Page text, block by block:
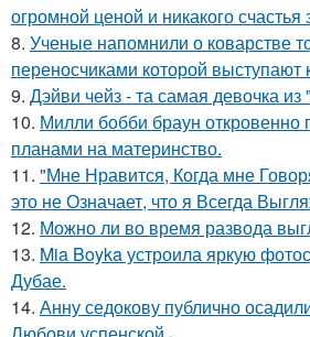
огромной ценой и никакого счастья
8. Ученые напомнили о коварстве
переносчиками которой выступают
9. Дэйви чейз - та самая девочка
10. Милли бобби браун откровенно
планами на материнство.
11. "Мне Нравится, Когда мне
это не Означает, что я Всегда
12. Можно ли во время развода
13. Mia Boyka устроила яркую
Дубае.
14. Анну седокову публично